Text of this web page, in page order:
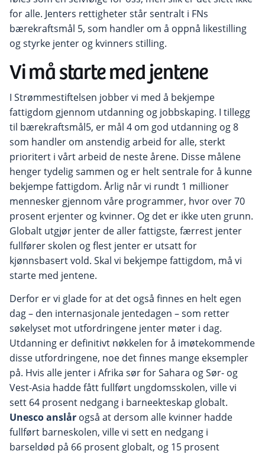
foralle. Jenters rettigheter står sentralt i FNs
bærekraftsmål 5, som handler om å oppnå likestilling
og styrke jenter og kvinners stilling.
Vi må starte med jentene
I Strømmestiftelsen jobber vi med å bekjempe
fattigdom gjennom utdanning og jobbskaping. I tillegg
til bærekraftsmål5, er mål 4 om god utdanning og 8
som handler om anstendig arbeid for alle, sterkt
prioritert i vårtarbeid de neste årene. Disse målene
henger tydelig sammen og er helt sentrale for å kunne
bekjempe fattigdom. Årlig når vi rundt 1 millioner
mennesker gjennom våre programmer, hvor over70
prosent erjenter og kvinner. Og det er ikke uten grunn.
Globalt utgjør jenter deallerfattigste, færrest jenter
fullfører skolen og flest jenter er utsatt for
kjønnsbasert vold. Skal vi bekjempe fattigdom, må vi
starte med jentene.
Derfor er vi glade for at det også finnes en helt egen
dag – den internasjonale jentedagen – som retter
søkelyset mot utfordringene jenter møter i dag.
Utdanning er definitivt nøkkelen for å imøtekommende
disse utfordringene, noe det finnes mange eksempler
på. Hvis alle jenter i Afrika sør for Sahara og Sør- og
Vest-Asia hadde fått fullført ungdomsskolen, ville vi
sett 64 prosent nedgang i barneekteskap globalt.
Unesco anslår også at dersom alle kvinner hadde
fullført barneskolen, ville vi sett en nedgang i
barseldød på 66 prosent globalt, og 15 prosent